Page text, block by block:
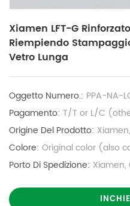
Xiamen LFT-G
Riempiendo
Vetro Lunga
Oggetto Numero.: PPA-NA-
Pagamento: T/T or L/C
Origine Del Prodotto:
Colore: Original color (also
Porto Di Spedizione: Xiamen,